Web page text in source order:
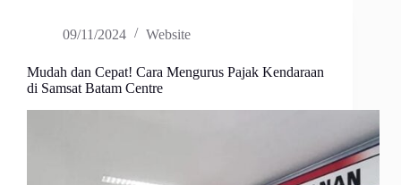
09/11/2024 Website
Mudah dan Cepat! Cara Mengurus Pajak Kendaraan
di Samsat Batam Centre